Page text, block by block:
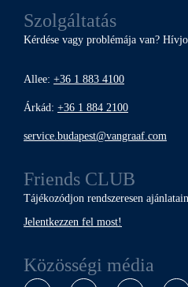
Szolgáltatás
Kérdése vagy problémája van?
Allee: +36 1 883 4100
Árkád: +36 1 884 2100
service.budapest@vangraaf.com
Friends CLUB
Tájékozódjon rendszeresen
Jelentkezzen fel most!
Közösségi média
Instagram Facebook Pinterest